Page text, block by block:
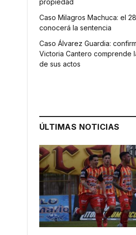
Caso Milagros Machuca: el
conocerá la sentencia
Caso Álvarez Guardia:
Victoria Cantero comprende
de sus actos
ÚLTIMAS NOTICIAS